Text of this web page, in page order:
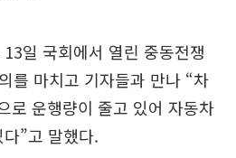
일 국회에서 열린 중동전쟁
를 마치고 기자들과 만나 “차
로 운행량이 줄고 있어 자동차
”고 말했다.